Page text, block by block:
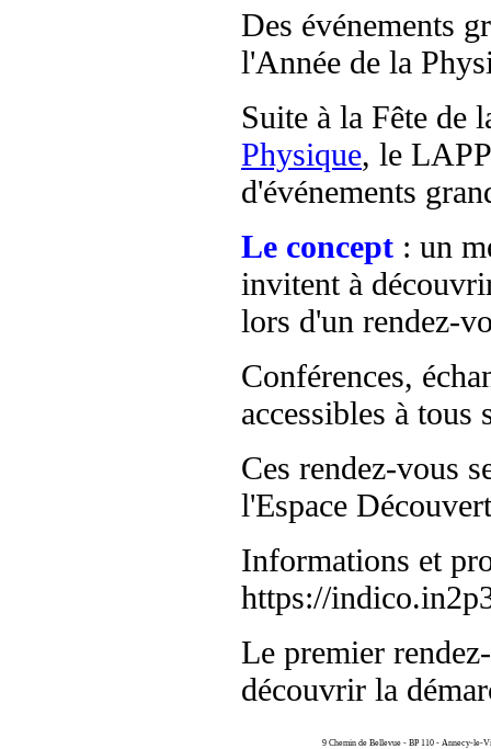
Des événements
l'Année de la
Suite à la Fête de
Physique, le
d'événements
Le concept : un
invitent à
lors d'un rendez-
Conférences,
accessibles à tous
Ces rendez-vous
l'Espace
Informations et
https://
Le premier
découvrir la
9 Chemin de Bellevue - BP 110 - Annecy-le-